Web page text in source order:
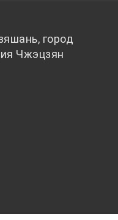
город
Чжэцзян